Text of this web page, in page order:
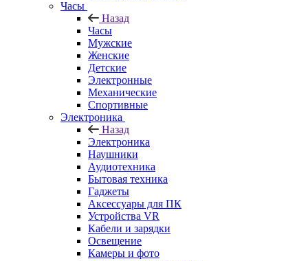
Часы
Назад
Часы
Мужские
Женские
Детские
Электронные
Механические
Спортивные
Электроника
Назад
Электроника
Наушники
Аудиотехника
Бытовая техника
Гаджеты
Аксессуары для ПК
Устройства VR
Кабели и зарядки
Освещение
Камеры и фото